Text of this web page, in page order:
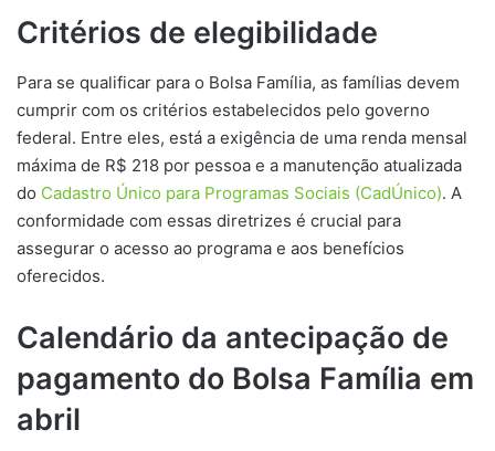
Critérios de elegibilidade
Para se qualificar para o Bolsa Família, as famílias devem
cumprir com os critérios estabelecidos pelo governo
federal. Entre eles, está a exigência de uma renda mensal
máxima de R$ 218 por pessoa e a manutenção atualizada
do Cadastro Único para Programas Sociais (CadÚnico). A
conformidade com essas diretrizes é crucial para
assegurar o acesso ao programa e aos benefícios
oferecidos.
Calendário da antecipação de
pagamento do Bolsa Família em
abril